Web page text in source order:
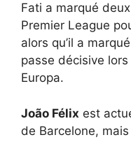
Fati a marqué
Premier League
alors qu’il a
passe décisive
Europa.
João Félix est
de Barcelone,